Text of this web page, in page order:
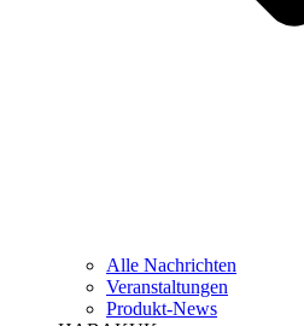
Alle Nachrichten
Veranstaltungen
Produkt-News